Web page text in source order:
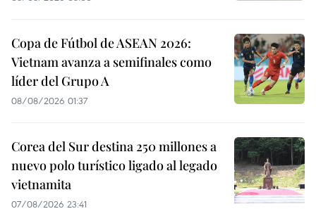
Copa de Fútbol de ASEAN 2026:
Vietnam avanza a semifinales como
líder del Grupo A
08/08/2026 01:37
Corea del Sur destina 250 millones a
nuevo polo turístico ligado al legado
vietnamita
07/08/2026 23:41